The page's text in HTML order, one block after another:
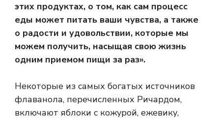
этих продуктах, о том, как сам процесс
еды может питать ваши чувства, а также
о радости и удовольствии, которые мы
можем получить, насыщая свою жизнь
одним приемом пищи за раз».
Некоторые из самых богатых источников
флаванола, перечисленных Ричардом,
включают яблоки с кожурой, ежевику,